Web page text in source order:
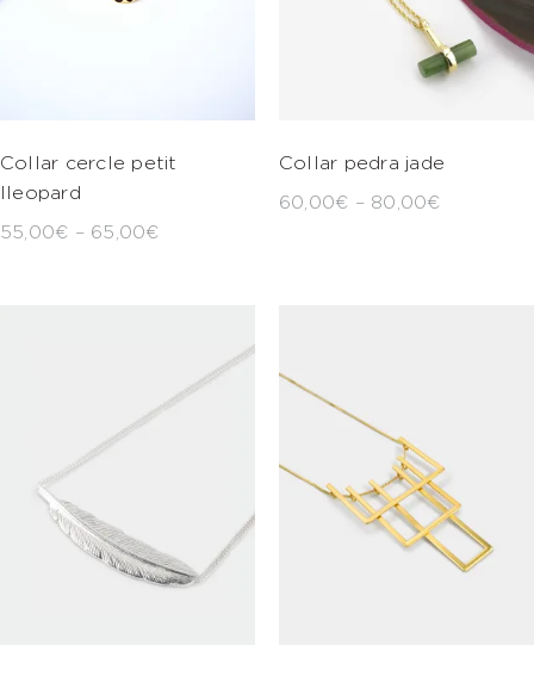
Collar cercle petit
lleopard
55,00€ – 65,00€
Collar pedra jade
60,00€ – 80,00€